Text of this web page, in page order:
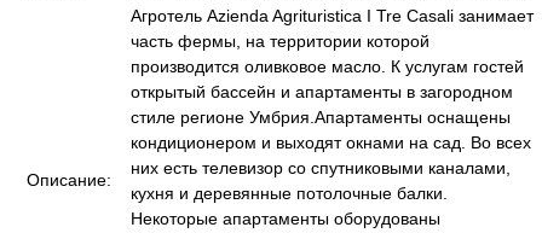
Описание:
Агротель Azienda Agrituristica I Tre Casali занимает
часть фермы, на территории которой
производится оливковое масло. К услугам гостей
открытый бассейн и апартаменты в загородном
стиле регионе Умбрия.Апартаменты оснащены
кондиционером и выходят окнами на сад. Во всех
них есть телевизор со спутниковыми каналами,
кухня и деревянные потолочные балки.
Некоторые апартаменты оборудованы